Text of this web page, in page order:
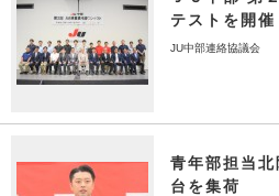
テストを開催
JU中部連絡協議会
青年部担当北
台を集荷